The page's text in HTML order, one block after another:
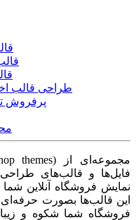
طراحی قالب
پرفروش
فایل‌ها و قالب‌های
نمایش فروشگاه آنلاین
این قالب‌ها بصورت
فروشگاه شما شکوه و